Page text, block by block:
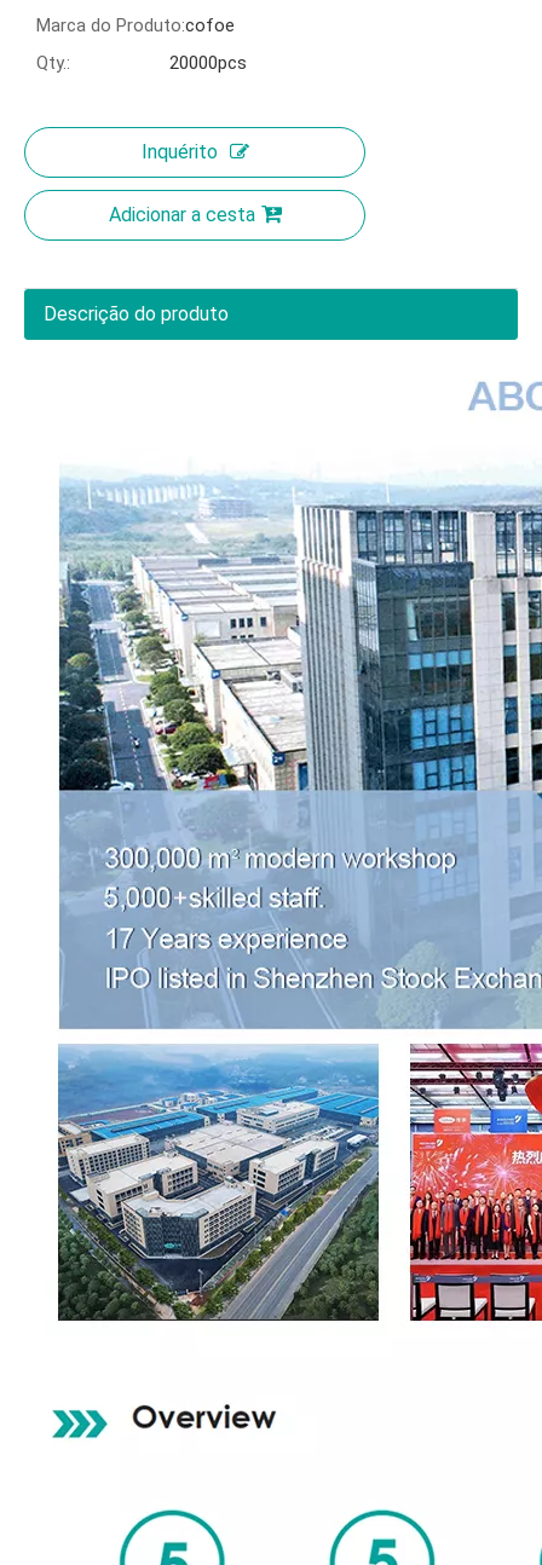
Marca do Produto:cofoe
Qty.:
20000pcs
Inquérito
Adicionar a cesta
Descrição do produto